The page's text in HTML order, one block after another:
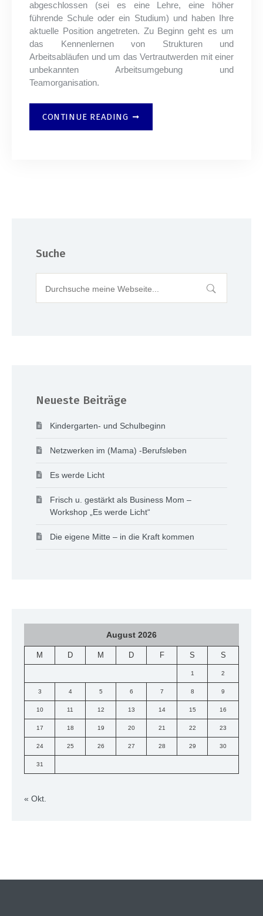
abgeschlossen (sei es eine Lehre, eine höher
führende Schule oder ein Studium) und haben Ihre
aktuelle Position angetreten. Zu Beginn geht es um
das Kennenlernen von Strukturen und
Arbeitsabläufen und um das Vertrautwerden mit einer
unbekannten Arbeitsumgebung und
Teamorganisation.
CONTINUE READING
Suche
Neueste Beiträge
Kindergarten- und Schulbeginn
Netzwerken im (Mama) -Berufsleben
Es werde Licht
Frisch u. gestärkt als Business Mom –
Workshop „Es werde Licht“
Die eigene Mitte – in die Kraft kommen
August 2026
M D M D F S S
1 2
3 4 5 6 7 8 9
10 11 12 13 14 15 16
17 18 19 20 21 22 23
24 25 26 27 28 29 30
31
« Okt.